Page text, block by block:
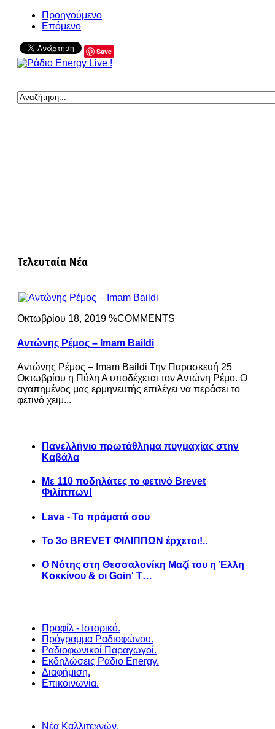
Προηγούμενο
Επόμενο
Save
Τελευταία Νέα
Οκτωβρίου 18, 2019 %COMMENTS
Αντώνης Ρέμος – Imam Baildi
Αντώνης Ρέμος – Imam Baildi Την Παρασκευή 25
Οκτωβρίου η Πύλη Α υποδέχεται τον Αντώνη Ρέμο. Ο
αγαπημένος μας ερμηνευτής επιλέγει να περάσει το
φετινό χειμ...
Πανελλήνιο πρωτάθλημα πυγμαχίας στην
Καβάλα
Με 110 ποδηλάτες το φετινό Brevet
Φιλίππων!
Lava - Τα πράματά σου
Το 3ο BREVET ΦΙΛΙΠΠΩΝ έρχεται!..
Ο Νότης στη Θεσσαλονίκη Μαζί του η Έλλη
Κοκκίνου & οι Goin' T…
Προφίλ - Ιστορικό.
Πρόγραμμα Ραδιοφώνου.
Ραδιοφωνικοί Παραγωγοί.
Εκδηλώσεις Ράδιο Energy.
Διαφήμιση.
Επικοινωνία.
Νέα Καλλιτεχνών.